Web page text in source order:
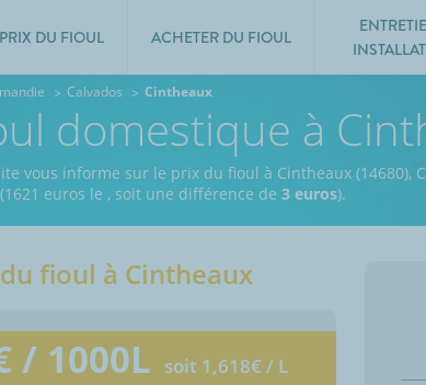
PRIX DU FIOUL ACHETER DU FIOUL
Calvados Cintheaux
domestique à
vous informe sur le prix du fioul à Cintheaux (14680),
euros le , soit une différence de 3 euros).
fioul à Cintheaux
/ 1000L soit 1,618€ / L